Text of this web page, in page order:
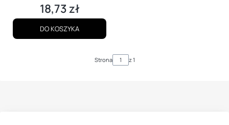
Cena
18,73 zł
DO KOSZYKA
Strona z 1